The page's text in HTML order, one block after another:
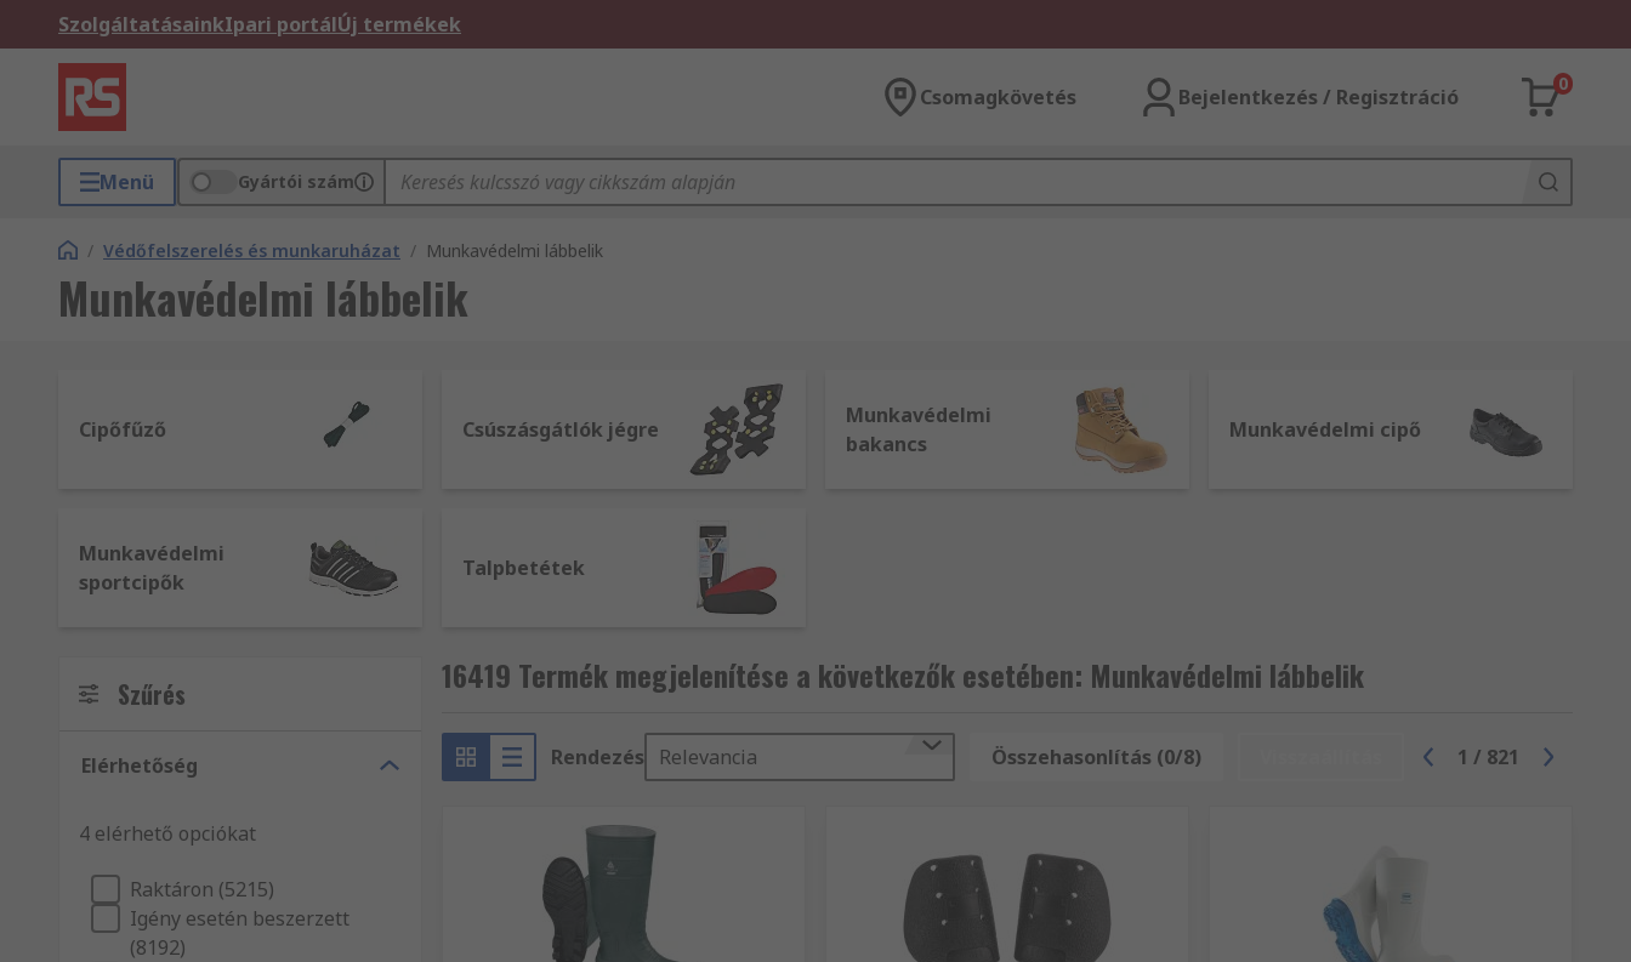
SzolgáltatásainkIpari portálÚj termékek
Csomagkövetés Bejelentkezés / Regisztráció
0
Menü Gyártói szám
/ Védőfelszerelés és munkaruházat / Munkavédelmi lábbelik
Munkavédelmi lábbelik
Cipőfűző Csúszásgátlók jégre
Munkavédelmi
bakancs
Munkavédelmi cipő
Munkavédelmi
sportcipők
Talpbetétek
Szűrés
Elérhetőség
4 elérhető opciókat
Raktáron (5215)
Igény esetén beszerzett
(8192)
16419 Termék megjelenítése a következők esetében: Munkavédelmi lábbelik
Rendezés Relevancia Összehasonlítás (0/8) 1 / 821